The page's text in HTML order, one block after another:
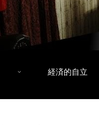
経済的自立